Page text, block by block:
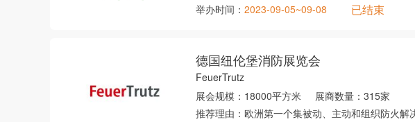
举办时间： 2023-09-05~09-08 已结束
德国纽伦堡消防展览会
FeuerTrutz
展会规模： 18000平方米 展商数量： 315家
推荐理由： 欧洲第一个集被动、主动和组织防火解